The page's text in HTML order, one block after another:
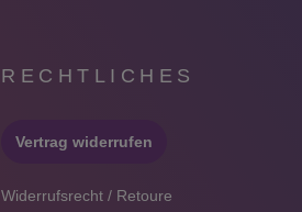
RECHTLICHES
Vertrag widerrufen
Widerrufsrecht / Retoure